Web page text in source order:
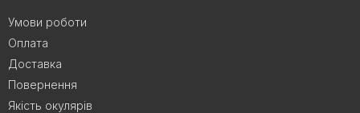
Умови роботи
Оплата
Доставка
Повернення
Якість окулярів